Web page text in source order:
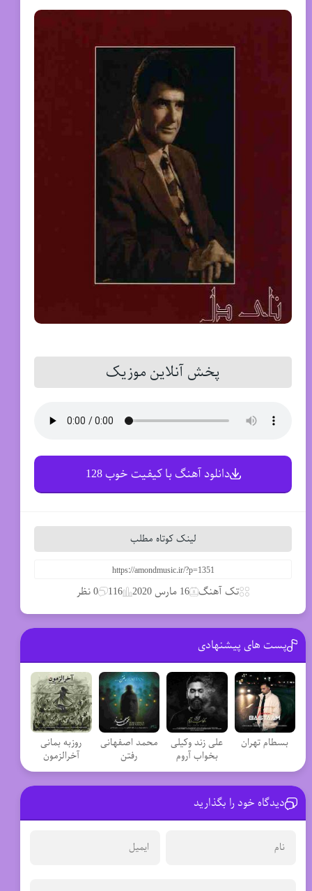
پخش آنلاین موزیک
دانلود آهنگ با کیفیت خوب 128
لینک کوتاه مطلب
تک آهنگ 16 مارس 2020 116 0 نظر
پست های پیشنهادی
بسطام تهران
علی زند وکیلی
بخواب آروم
محمد اصفهانی
رفتن
روزبه بمانی
آخرالزمون
دیدگاه خود را بگذارید